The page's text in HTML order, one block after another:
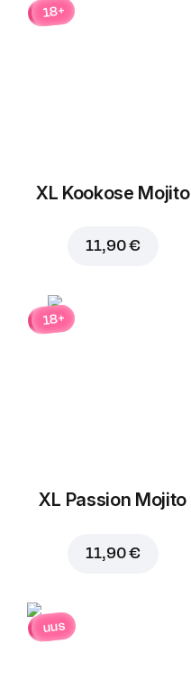
18+
XL Kookose Mojito
11,90 €
18+
XL Passion Mojito
11,90 €
uus